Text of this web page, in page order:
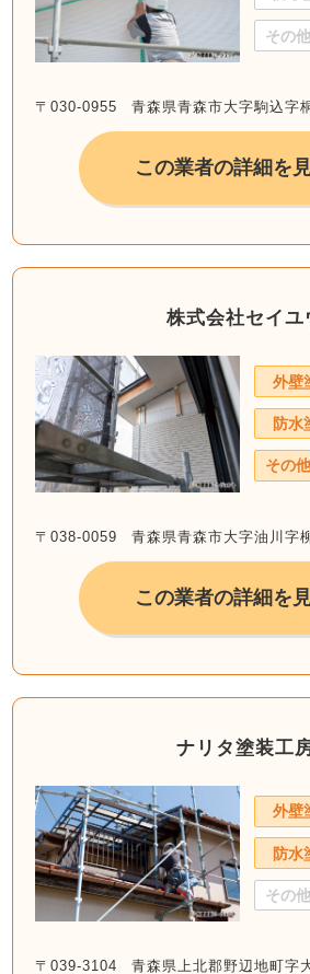
その
〒030-0955 青森県青森市大字駒込字
この業者の詳細を
株式会社セイユ
外壁
防水
その
〒038-0059 青森県青森市大字油川字
この業者の詳細を
ナリタ塗装工
外壁
防水
その
〒039-3104 青森県上北郡野辺地町字